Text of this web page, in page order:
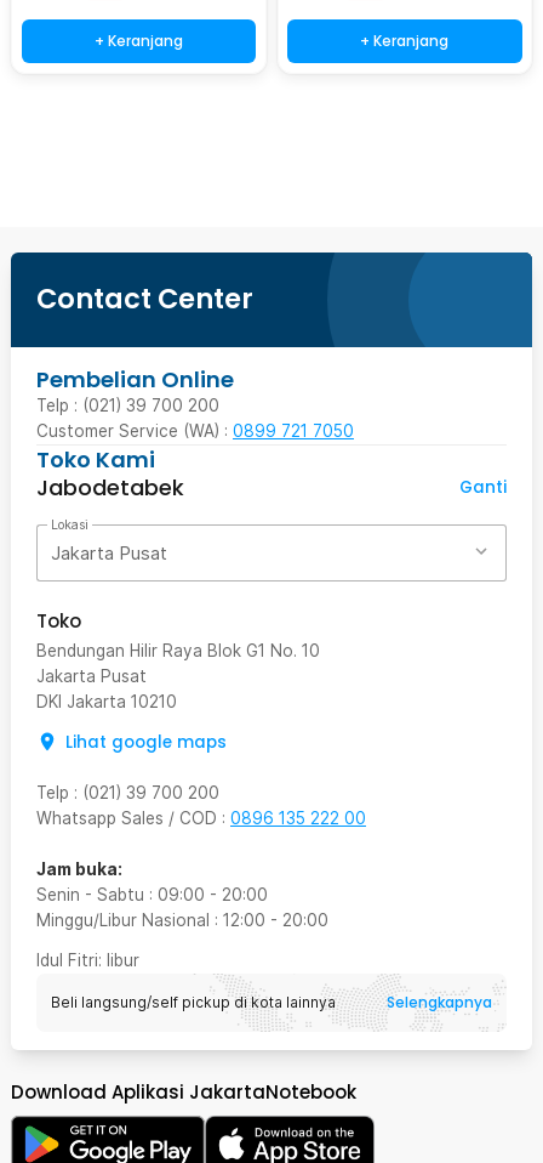
+ Keranjang + Keranjang
Contact Center
Pembelian Online
Telp : (021) 39 700 200
Customer Service (WA) : 0899 721 7050
Toko Kami
Jabodetabek
Ganti
Lokasi
Jakarta Pusat
Toko
Bendungan Hilir Raya Blok G1 No. 10
Jakarta Pusat
DKI Jakarta 10210
Lihat google maps
Telp : (021) 39 700 200
Whatsapp Sales / COD : 0896 135 222 00
Jam buka:
Senin - Sabtu : 09:00 - 20:00
Minggu/Libur Nasional : 12:00 - 20:00
Idul Fitri: libur
Beli langsung/self pickup di kota lainnya Selengkapnya
Download Aplikasi JakartaNotebook